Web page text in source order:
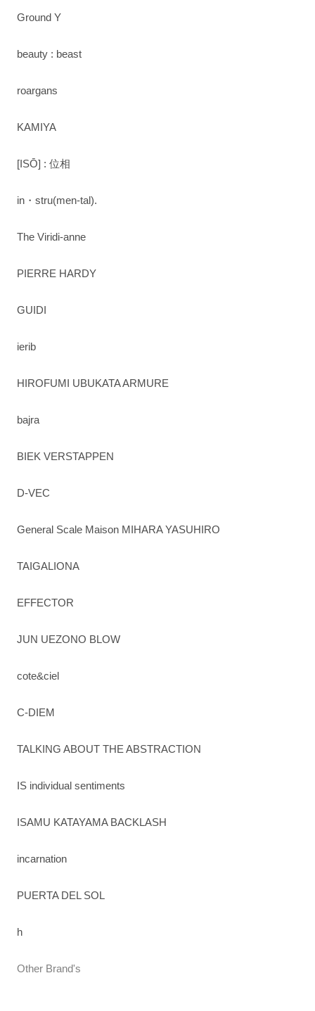
Ground Y
beauty : beast
roargans
KAMIYA
[ISŌ] : 位相
in・stru(men-tal).
The Viridi-anne
PIERRE HARDY
GUIDI
ierib
HIROFUMI UBUKATA ARMURE
bajra
BIEK VERSTAPPEN
D-VEC
General Scale Maison MIHARA YASUHIRO
TAIGALIONA
EFFECTOR
JUN UEZONO BLOW
cote&ciel
C-DIEM
TALKING ABOUT THE ABSTRACTION
IS individual sentiments
ISAMU KATAYAMA BACKLASH
incarnation
PUERTA DEL SOL
h
Other Brand's